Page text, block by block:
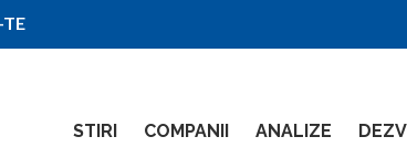
STIRI COMPANII ANALIZE